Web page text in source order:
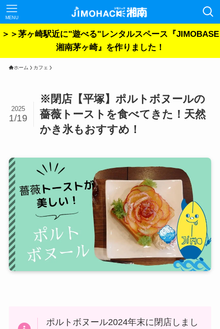
MENU
＞＞茅ヶ崎駅近に"遊べる"レンタルスペース『JIMOBASE
湘南茅ヶ崎』を作りました！
ホーム カフェ
※閉店【平塚】ポルトボヌールの
薔薇トーストを食べてきた！天然
かき氷もおすすめ！
2025
1/19
ポルトボヌール2024年末に閉店しまし